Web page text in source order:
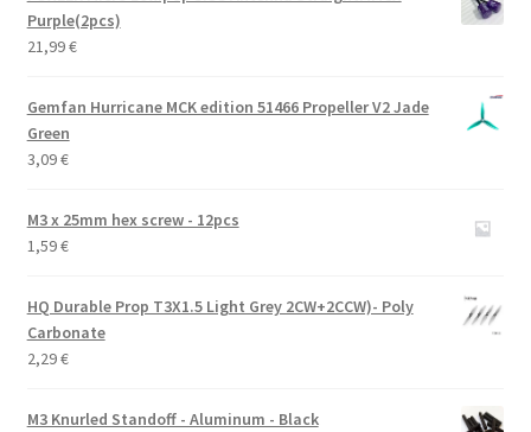
Purple(2pcs)
21,99€
Gemfan Hurricane MCK edition 51466 Propeller V2 Jade
Green
3,09€
M3 x 25mm hex screw - 12pcs
1,59€
HQ Durable Prop T3X1.5 Light Grey 2CW+2CCW)- Poly
Carbonate
2,29€
M3 Knurled Standoff - Aluminum - Black